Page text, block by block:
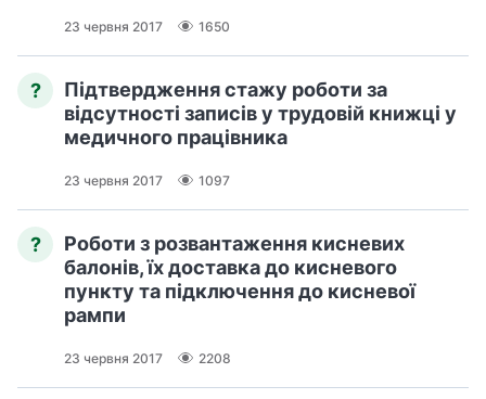
23 червня 2017 1650
?
Підтвердження стажу роботи за
відсутності записів у трудовій книжці у
медичного працівника
23 червня 2017 1097
?
Роботи з розвантаження кисневих
балонів, їх доставка до кисневого
пункту та підключення до кисневої
рампи
23 червня 2017 2208